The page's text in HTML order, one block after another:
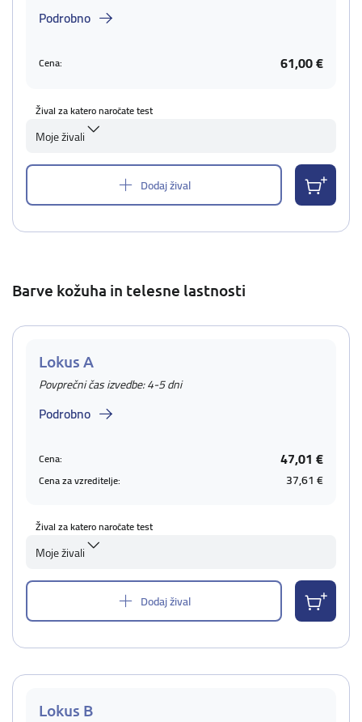
Podrobno
Cena: 61,00 €
Žival za katero naročate test
Moje živali
Dodaj žival
Barve kožuha in telesne lastnosti
Lokus A
Povprečni čas izvedbe: 4-5 dni
Podrobno
Cena: 47,01 €
Cena za vzreditelje: 37,61 €
Žival za katero naročate test
Moje živali
Dodaj žival
Lokus B